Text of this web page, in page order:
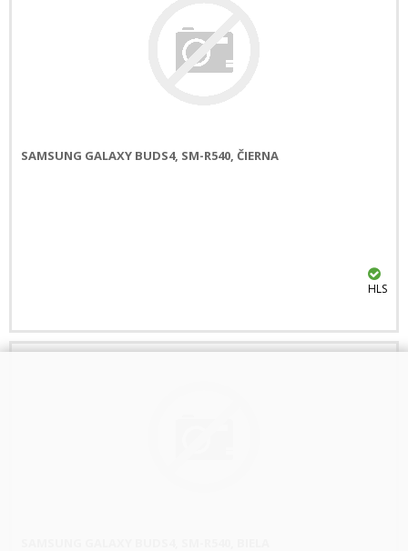
SAMSUNG GALAXY BUDS4, SM-R540, ČIERNA
HLS